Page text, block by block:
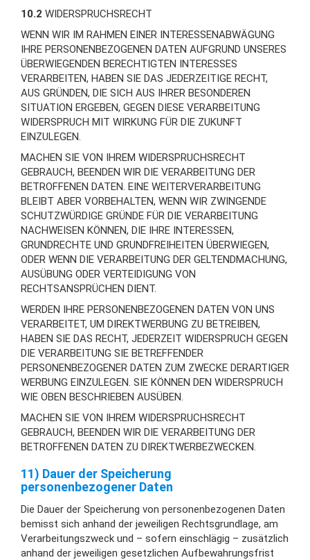
10.2 WIDERSPRUCHSRECHT
WENN WIR IM RAHMEN EINER INTERESSENABWÄGUNG
IHRE PERSONENBEZOGENEN DATEN AUFGRUND UNSERES
ÜBERWIEGENDEN BERECHTIGTEN INTERESSES
VERARBEITEN, HABEN SIE DAS JEDERZEITIGE RECHT,
AUS GRÜNDEN, DIE SICH AUS IHRER BESONDEREN
SITUATION ERGEBEN, GEGEN DIESE VERARBEITUNG
WIDERSPRUCH MIT WIRKUNG FÜR DIE ZUKUNFT
EINZULEGEN.
MACHEN SIE VON IHREM WIDERSPRUCHSRECHT
GEBRAUCH, BEENDEN WIR DIE VERARBEITUNG DER
BETROFFENEN DATEN. EINE WEITERVERARBEITUNG
BLEIBT ABER VORBEHALTEN, WENN WIR ZWINGENDE
SCHUTZWÜRDIGE GRÜNDE FÜR DIE VERARBEITUNG
NACHWEISEN KÖNNEN, DIE IHRE INTERESSEN,
GRUNDRECHTE UND GRUNDFREIHEITEN ÜBERWIEGEN,
ODER WENN DIE VERARBEITUNG DER GELTENDMACHUNG,
AUSÜBUNG ODER VERTEIDIGUNG VON
RECHTSANSPRÜCHEN DIENT.
WERDEN IHRE PERSONENBEZOGENEN DATEN VON UNS
VERARBEITET, UM DIREKTWERBUNG ZU BETREIBEN,
HABEN SIE DAS RECHT, JEDERZEIT WIDERSPRUCH GEGEN
DIE VERARBEITUNG SIE BETREFFENDER
PERSONENBEZOGENER DATEN ZUM ZWECKE DERARTIGER
WERBUNG EINZULEGEN. SIE KÖNNEN DEN WIDERSPRUCH
WIE OBEN BESCHRIEBEN AUSÜBEN.
MACHEN SIE VON IHREM WIDERSPRUCHSRECHT
GEBRAUCH, BEENDEN WIR DIE VERARBEITUNG DER
BETROFFENEN DATEN ZU DIREKTWERBEZWECKEN.
11) Dauer der Speicherung
personenbezogener Daten
Die Dauer der Speicherung von personenbezogenen Daten
bemisst sich anhand der jeweiligen Rechtsgrundlage, am
Verarbeitungszweck und – sofern einschlägig – zusätzlich
anhand der jeweiligen gesetzlichen Aufbewahrungsfrist